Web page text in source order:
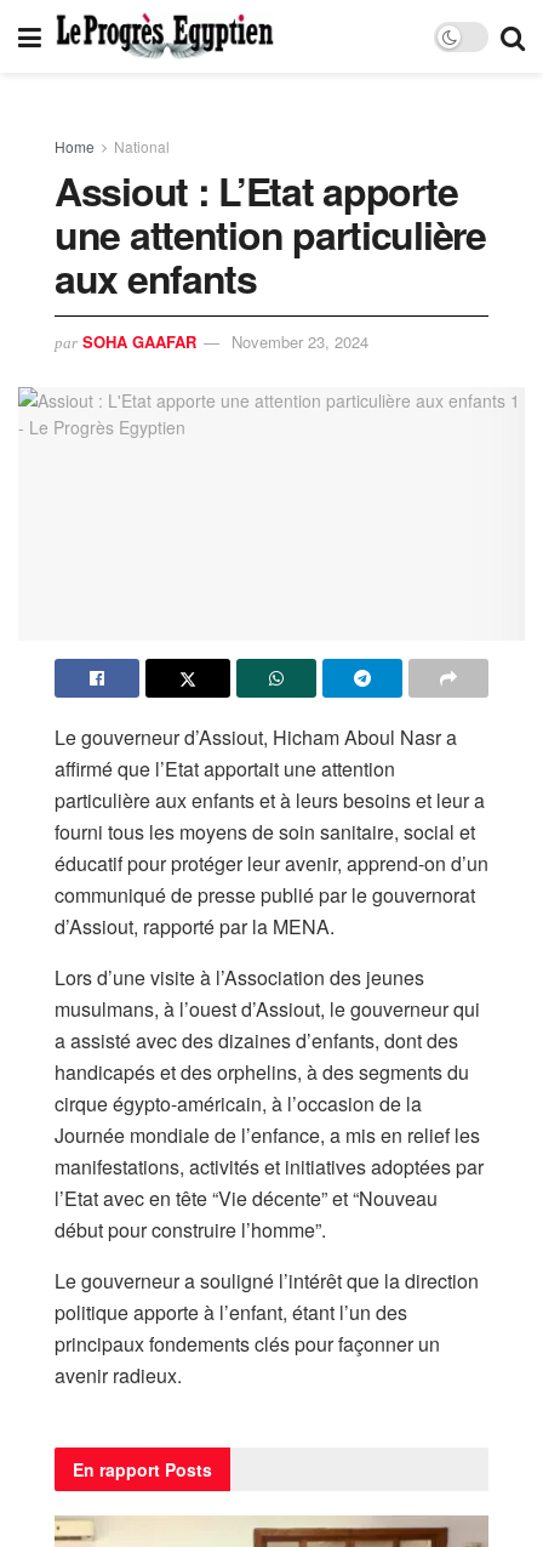
Home National
Assiout : L’Etat apporte
une attention particulière
aux enfants
par SOHA GAAFAR November 23, 2024
Le gouverneur d’Assiout, Hicham Aboul Nasr a
affirmé que l’Etat apportait une attention
particulière aux enfants et à leurs besoins et leur a
fourni tous les moyens de soin sanitaire, social et
éducatif pour protéger leur avenir, apprend-on d’un
communiqué de presse publié par le gouvernorat
d’Assiout, rapporté par la MENA.
Lors d’une visite à l’Association des jeunes
musulmans, à l’ouest d’Assiout, le gouverneur qui
a assisté avec des dizaines d’enfants, dont des
handicapés et des orphelins, à des segments du
cirque égypto-américain, à l’occasion de la
Journée mondiale de l’enfance, a mis en relief les
manifestations, activités et initiatives adoptées par
l’Etat avec en tête “Vie décente” et “Nouveau
début pour construire l’homme”.
Le gouverneur a souligné l’intérêt que la direction
politique apporte à l’enfant, étant l’un des
principaux fondements clés pour façonner un
avenir radieux.
En rapport Posts